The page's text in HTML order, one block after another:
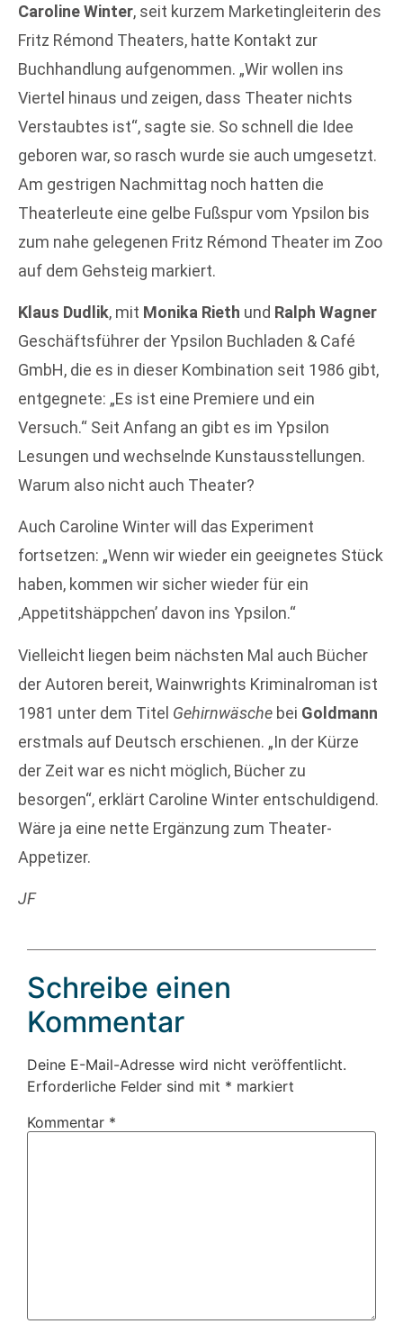
Caroline Winter, seit kurzem Marketingleiterin des
Fritz Rémond Theaters, hatte Kontakt zur
Buchhandlung aufgenommen. „Wir wollen ins
Viertel hinaus und zeigen, dass Theater nichts
Verstaubtes ist“, sagte sie. So schnell die Idee
geboren war, so rasch wurde sie auch umgesetzt.
Am gestrigen Nachmittag noch hatten die
Theaterleute eine gelbe Fußspur vom Ypsilon bis
zum nahe gelegenen Fritz Rémond Theater im Zoo
auf dem Gehsteig markiert.
Klaus Dudlik, mit Monika Rieth und Ralph Wagner
Geschäftsführer der Ypsilon Buchladen & Café
GmbH, die es in dieser Kombination seit 1986 gibt,
entgegnete: „Es ist eine Premiere und ein
Versuch.“ Seit Anfang an gibt es im Ypsilon
Lesungen und wechselnde Kunstausstellungen.
Warum also nicht auch Theater?
Auch Caroline Winter will das Experiment
fortsetzen: „Wenn wir wieder ein geeignetes Stück
haben, kommen wir sicher wieder für ein
‚Appetitshäppchen’ davon ins Ypsilon.“
Vielleicht liegen beim nächsten Mal auch Bücher
der Autoren bereit, Wainwrights Kriminalroman ist
1981 unter dem Titel Gehirnwäsche bei Goldmann
erstmals auf Deutsch erschienen. „In der Kürze
der Zeit war es nicht möglich, Bücher zu
besorgen“, erklärt Caroline Winter entschuldigend.
Wäre ja eine nette Ergänzung zum Theater-
Appetizer.
JF
Schreibe einen
Kommentar
Deine E-Mail-Adresse wird nicht veröffentlicht.
Erforderliche Felder sind mit * markiert
Kommentar *